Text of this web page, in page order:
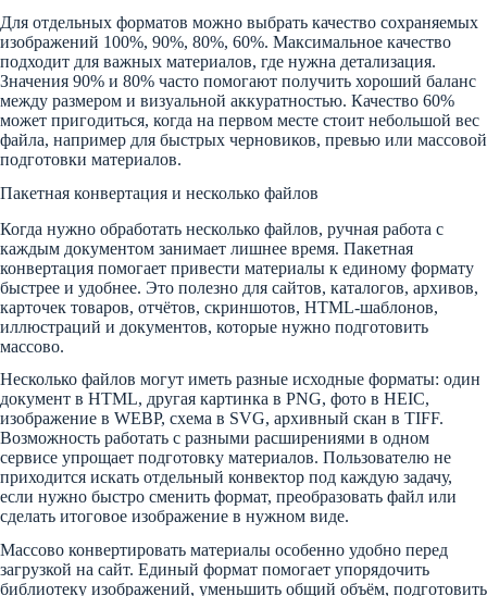
Для отдельных форматов можно выбрать качество сохраняемых
изображений 100%, 90%, 80%, 60%. Максимальное качество
подходит для важных материалов, где нужна детализация.
Значения 90% и 80% часто помогают получить хороший баланс
между размером и визуальной аккуратностью. Качество 60%
может пригодиться, когда на первом месте стоит небольшой вес
файла, например для быстрых черновиков, превью или массовой
подготовки материалов.
Пакетная конвертация и несколько файлов
Когда нужно обработать несколько файлов, ручная работа с
каждым документом занимает лишнее время. Пакетная
конвертация помогает привести материалы к единому формату
быстрее и удобнее. Это полезно для сайтов, каталогов, архивов,
карточек товаров, отчётов, скриншотов, HTML-шаблонов,
иллюстраций и документов, которые нужно подготовить
массово.
Несколько файлов могут иметь разные исходные форматы: один
документ в HTML, другая картинка в PNG, фото в HEIC,
изображение в WEBP, схема в SVG, архивный скан в TIFF.
Возможность работать с разными расширениями в одном
сервисе упрощает подготовку материалов. Пользователю не
приходится искать отдельный конвектор под каждую задачу,
если нужно быстро сменить формат, преобразовать файл или
сделать итоговое изображение в нужном виде.
Массово конвертировать материалы особенно удобно перед
загрузкой на сайт. Единый формат помогает упорядочить
библиотеку изображений, уменьшить общий объём, подготовить